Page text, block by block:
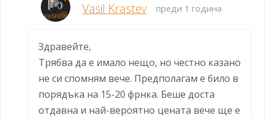
Vasil Krastev преди 1 година
Здравейте,
Трябва да е имало нещо, но честно казано
не си спомням вече. Предполагам е било в
порядъка на 15-20 фрнка. Беше доста
отдавна и най-вероятно цената вече ще е